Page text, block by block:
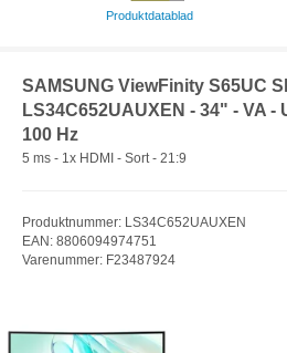
Produktdatablad
SAMSUNG ViewFinity S65UC
LS34C652UAUXEN - 34" - VA -
100 Hz
5 ms - 1x HDMI - Sort - 21:9
Produktnummer: LS34C652UAUXEN
EAN: 8806094974751
Varenummer: F23487924